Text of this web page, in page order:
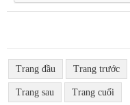
Trang đầu Trang trước
Trang sau Trang cuối